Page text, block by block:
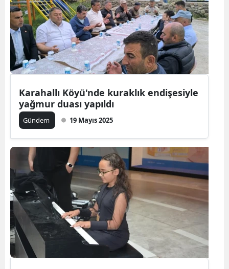
Karahallı Köyü'nde kuraklık endişesiyle
yağmur duası yapıldı
Gündem 19 Mayıs 2025